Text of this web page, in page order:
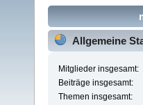
Allgemeine
Mitglieder insgesamt:
Beiträge insgesamt:
Themen insgesamt: